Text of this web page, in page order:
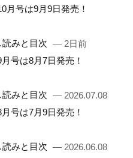
月号は9月9日発売！
みと目次 — 2日前
号は8月7日発売！
みと目次 — 2026.07.08
号は7月9日発売！
みと目次 — 2026.06.08